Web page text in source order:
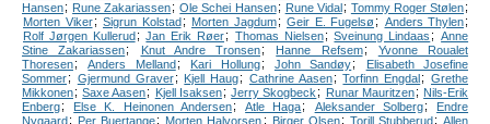
Hansen; Rune Zakariassen; Ole Schei Hansen ; Rune Vidal; Tommy Roger Stølen;
Morten Viker ; Sigrun Kolstad ; Morten Jagdum ; Geir E. Fugelsø ; Anders Thylen;
Rolf Jørgen Kullerud; Jan Erik Røer; Thomas Nielsen; Sveinung Lindaas ; Anne
Stine Zakariassen; Knut Andre Tronsen; Hanne Refsem ;
Yvonne Roualet
Thoresen; Anders Melland ; Kari Hollung ; John Sandøy;
Elisabeth Josefine
Sommer; Gjermund Graver ; Kjell Haug; Cathrine Aasen; Torfinn Engdal ; Grethe
Mikkonen; Saxe Aasen; Kjell Isaksen; Jerry Skogbeck ; Runar Mauritzen; Nils-Erik
Enberg; Else K. Heinonen Andersen; Atle Haga; Aleksander Solberg;
Endre
Nygaard ; Per Buertange; Morten Halvorsen ; Birger Olsen; Torill Stubberud ; Allen